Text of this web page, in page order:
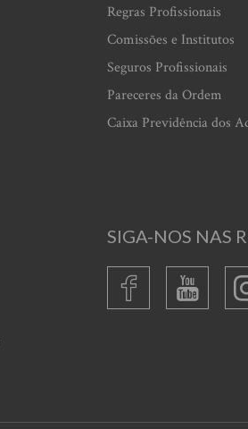
Regras Profissionais
Comissões e Institutos
Seguros Profissionais
Pareceres da Ordem
Caixa Previdência dos
SIGA-NOS NAS